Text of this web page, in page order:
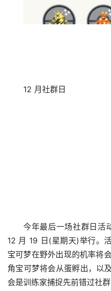
12 月社群日
今年最后一场社群日活
12 月 19 日(星期天)举行。
宝可梦在野外出现的机率将
角宝可梦将会从蛋孵出，以
会是训练家捕捉先前错过社